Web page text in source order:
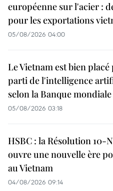
européenne sur l'acier :
pour les exportations
05/08/2026 04:00
Le Vietnam est bien
parti de l'intelligence
selon la Banque mondiale
05/08/2026 03:18
HSBC : la Résolution 10-
ouvre une nouvelle ère
au Vietnam
04/08/2026 09:14